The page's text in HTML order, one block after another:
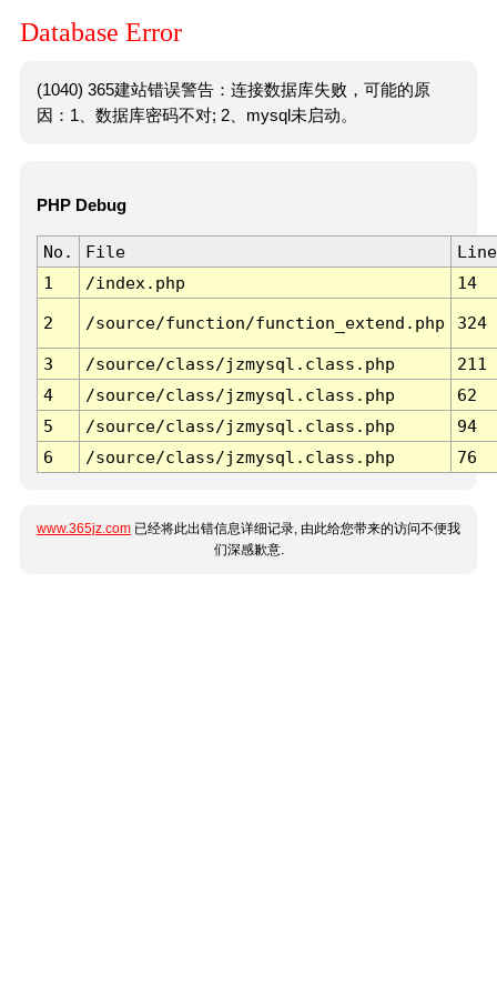
Database Error
(1040) 365建站错误警告：连接数据库失败，可能的原
因：1、数据库密码不对; 2、mysql未启动。
PHP Debug
No. File
Line
1
/index.php 14
2 /source/function/function_extend.php 324
3 /source/class/jzmysql.class.php
211
4
/source/class/jzmysql.class.php
62
5
/source/class/jzmysql.class.php
94
6
/source/class/jzmysql.class.php 76
www.365jz.com 已经将此出错信息详细记录, 由此给您带来的访问不便我
们深感歉意.